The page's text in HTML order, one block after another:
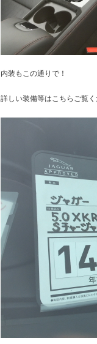
内装もこの通りで！
詳しい装備等はこちらご覧